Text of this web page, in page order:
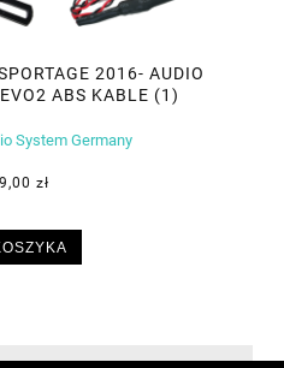
2016- AUDIO
ABS KABLE (1)
System Germany
zł